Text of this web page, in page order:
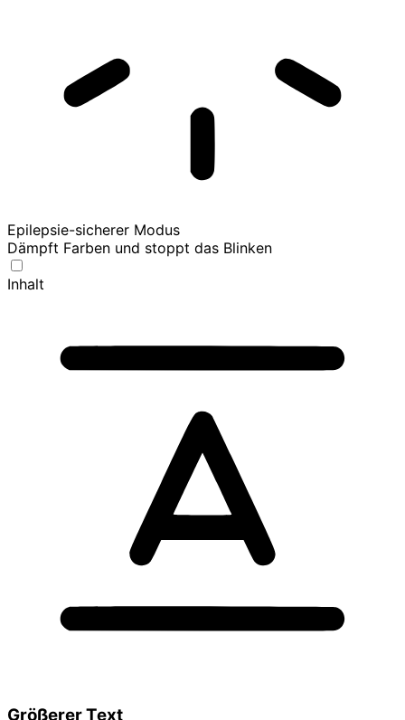
Epilepsie-sicherer Modus
Dämpft Farben und stoppt das Blinken
Inhalt
Größerer Text